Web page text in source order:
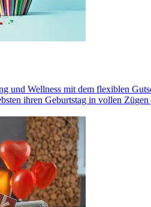
und Wellness mit dem flexiblen
ihren Geburtstag in vollen Zügen